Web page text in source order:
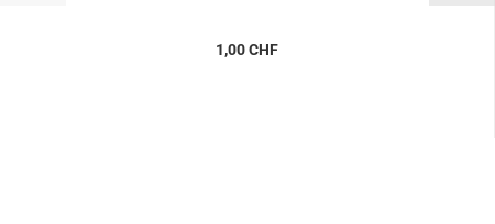
1,00 CHF